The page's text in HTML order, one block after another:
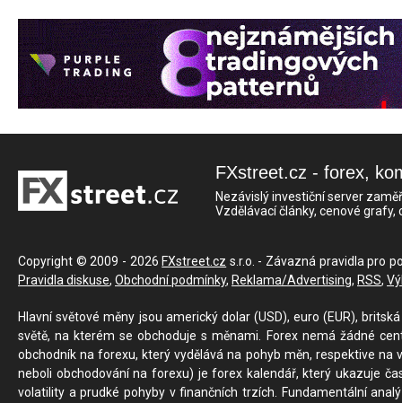
FXstreet.cz - forex,
Nezávislý investiční server
Vzdělávací články, cenové
Copyright © 2009 - 2026 FXstreet.cz s.r.o. - Závazná pravidla pro
Pravidla diskuse, Obchodní podmínky, Reklama/Advertising, RSS,
Hlavní světové měny jsou americký dolar (USD), euro (EUR),
světě, na kterém se obchoduje s měnami. Forex nemá žádné
obchodník na forexu, který vydělává na pohyb měn, respektive
neboli obchodování na forexu) je forex kalendář, který ukazuje
volatility a prudké pohyby v finančních trzích. Fundamentální